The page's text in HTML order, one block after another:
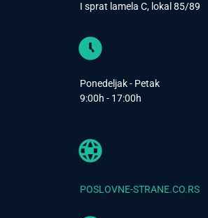
I sprat lamela C, lokal 85/89
Ponedeljak - Petak
9:00h - 17:00h
POSLOVNE-STRANE.CO.RS